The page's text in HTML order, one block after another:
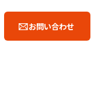
お問い合わせ